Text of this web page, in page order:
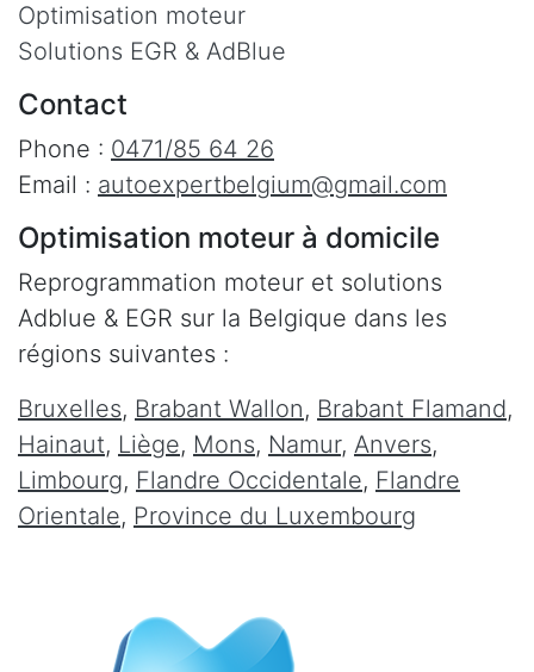
Optimisation moteur
Solutions EGR & AdBlue
Contact
Phone : 0471/85 64 26
Email : autoexpertbelgium@gmail.com
Optimisation moteur à domicile
Reprogrammation moteur et solutions
Adblue & EGR sur la Belgique dans les
régions suivantes :
Bruxelles, Brabant Wallon, Brabant Flamand,
Hainaut, Liège, Mons, Namur, Anvers,
Limbourg, Flandre Occidentale, Flandre
Orientale, Province du Luxembourg